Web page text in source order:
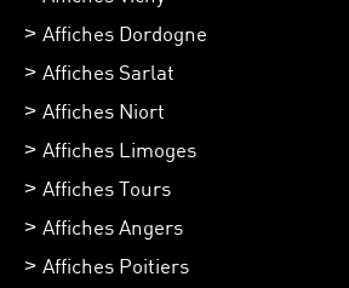
Affiches Dordogne
Affiches Sarlat
Affiches Niort
Affiches Limoges
Affiches Tours
Affiches Angers
Affiches Poitiers